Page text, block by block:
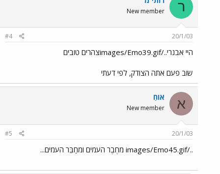
ר New member
20/1/03
#4
היי אבנרי../images/Emo39.gifצהרים טובים
שוב פעם אתה הצודק, לפי דעתי
א אוֹחַ
New member
20/1/03
#5
../images/Emo45.gif מחֶבֶר העמים ומחַבֵּר העמים...